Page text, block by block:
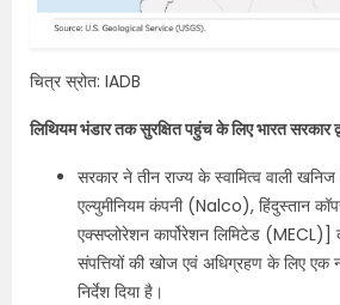
चित्र स्रोत: IADB
लिथियम भंडार तक सुरक्षित पहुंच के लिए भारत सरकार
सरकार ने तीन राज्य के स्वामित्व वाली
एल्युमीनियम कंपनी (Nalco), हिंदुस्तान
एक्सप्लोरेशन कार्पोरेशन लिमिटेड
संपत्तियों की खोज एवं अधिग्रहण के लिए एक
निर्देश दिया है।